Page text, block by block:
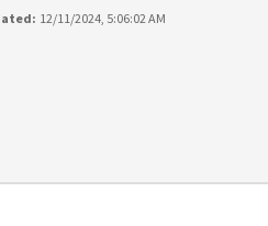
12/11/2024, 5:06:02 AM